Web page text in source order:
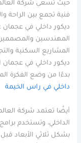
حيث تسعى شركة
فنية تجمع بين الراحة
ديكور داخلي في
المهندسين والمصممين
المشاريع السكنية
ديكور داخلي في عجمان
بدءًا من وضع الفكرة
داخلي في راس الخيمة
أيضًا تعتمد شركة
الداخلي، وتستخدم
بشكل ثلاثي الأبعاد